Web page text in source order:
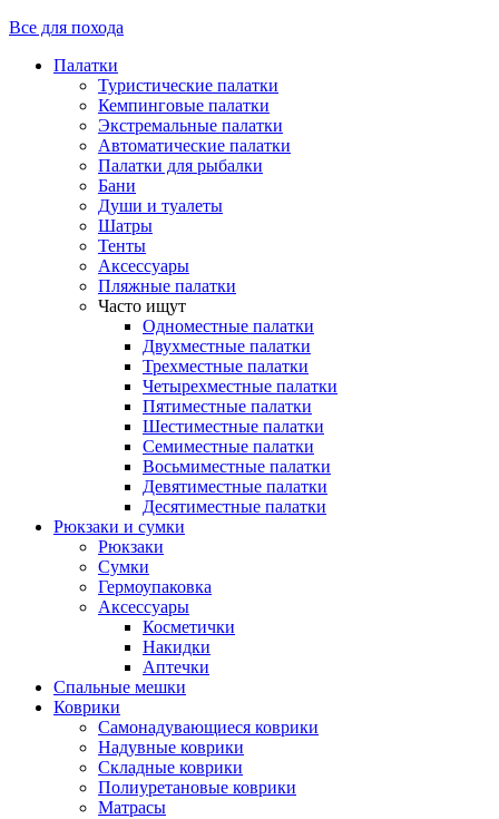
Все для похода
Палатки
Туристические палатки
Кемпинговые палатки
Экстремальные палатки
Автоматические палатки
Палатки для рыбалки
Бани
Души и туалеты
Шатры
Тенты
Аксессуары
Пляжные палатки
Часто ищут
Одноместные палатки
Двухместные палатки
Трехместные палатки
Четырехместные палатки
Пятиместные палатки
Шестиместные палатки
Семиместные палатки
Восьмиместные палатки
Девятиместные палатки
Десятиместные палатки
Рюкзаки и сумки
Рюкзаки
Сумки
Гермоупаковка
Аксессуары
Косметички
Накидки
Аптечки
Спальные мешки
Коврики
Самонадувающиеся коврики
Надувные коврики
Складные коврики
Полиуретановые коврики
Матрасы